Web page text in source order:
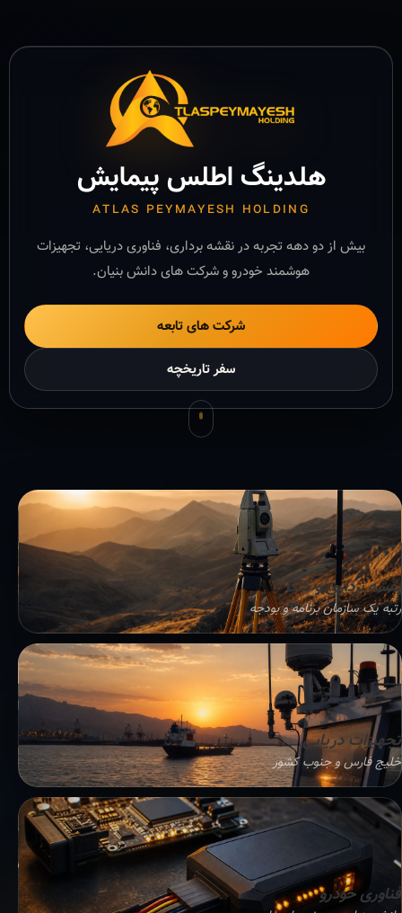
هلدینگ اطلس پیمایش
ATLAS PEYMAYESH HOLDING
بیش از دو دهه تجربه در نقشه برداری، فناوری دریایی، تجهیزات
هوشمند خودرو و شرکت های دانش بنیان.
شرکت های تابعه
سفر تاریخچه
نقشه برداری و GIS
رتبه یک سازمان برنامه و بودجه
تجهیزات دریایی
خلیج فارس و جنوب کشور
فناوری خودرو